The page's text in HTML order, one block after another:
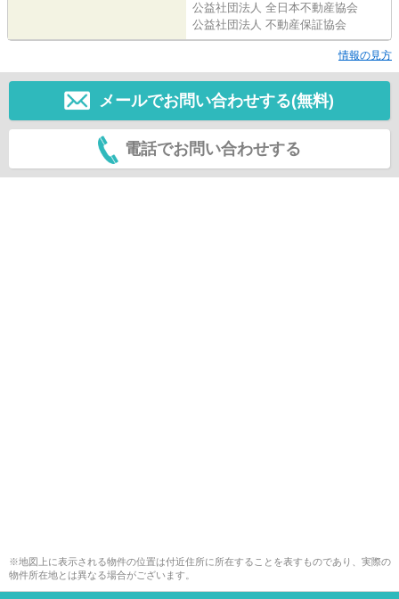
公益社団法人 全日本不動産協会
公益社団法人 不動産保証協会
情報の見方
メールでお問い合わせする(無料)
電話でお問い合わせする
※地図上に表示される物件の位置は付近住所に所在することを表すものであり、実際の
物件所在地とは異なる場合がございます。